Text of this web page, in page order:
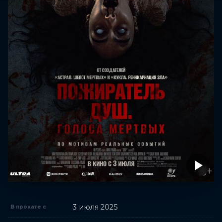
В прокате с 3 июля 2025